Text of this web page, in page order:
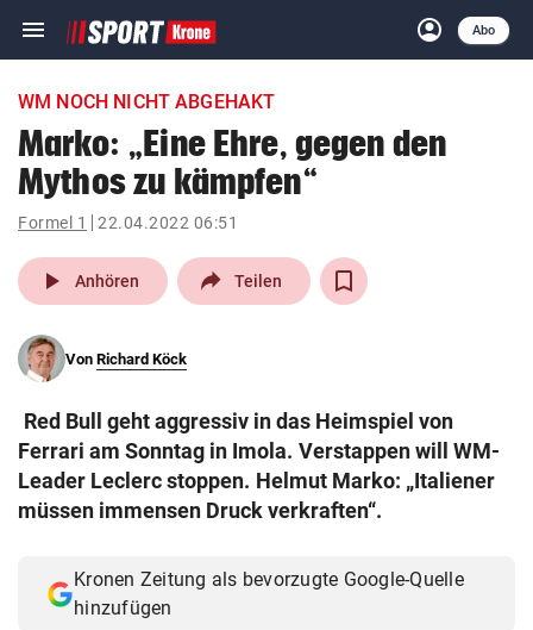
menu Navigation
ein-/ausklappen
account_circle
Anmelden
Abo
close Schließen
account_circle Anmelden
pin_drop
Wien arrow_right
search
eingeben
Muthgasse 2, 1190 Wien
WM NOCH NICHT ABGEHAKT
Marko: „Eine Ehre, gegen den
Mythos zu kämpfen“
Formel 1 22.04.2022 06:51
play_arrow Anhören Teilen
Von Richard Köck
Red Bull geht aggressiv in das Heimspiel von
Ferrari am Sonntag in Imola. Verstappen will WM-
Leader Leclerc stoppen. Helmut Marko: „Italiener
müssen immensen Druck verkraften“.
Kronen Zeitung als bevorzugte Google-Quelle
hinzufügen